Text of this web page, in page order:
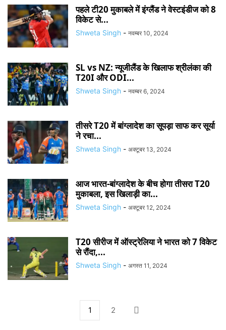
पहले टी20 मुकाबले में इंग्लैंड ने वेस्टइंडीज को 8
विकेट से...
Shweta Singh - नवम्बर 10, 2024
SL vs NZ: न्यूजीलैंड के खिलाफ श्रीलंका की
T20I और ODI...
Shweta Singh - नवम्बर 6, 2024
तीसरे T20 में बांग्लादेश का सूपड़ा साफ कर सूर्या
ने रचा...
Shweta Singh - अक्टूबर 13, 2024
आज भारत-बांग्लादेश के बीच होगा तीसरा T20
मुकाबला, इस खिलाड़ी का...
Shweta Singh - अक्टूबर 12, 2024
T20 सीरीज में ऑस्ट्रेलिया ने भारत को 7 विकेट
से रौंदा,...
Shweta Singh - अगस्त 11, 2024
1 2